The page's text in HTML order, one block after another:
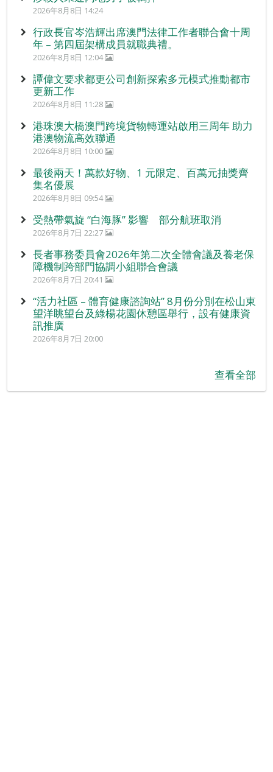
2026年8月8日 14:24
行政長官岑浩輝出席澳門法律工作者聯合會十周
年 – 第四屆架構成員就職典禮。
2026年8月8日 12:04
譚偉文要求都更公司創新探索多元模式推動都市
更新工作
2026年8月8日 11:28
港珠澳大橋澳門跨境貨物轉運站啟用三周年 助力
港澳物流高效聯通
2026年8月8日 10:00
最後兩天！萬款好物、1 元限定、百萬元抽獎齊
集名優展
2026年8月8日 09:54
受熱帶氣旋 “白海豚” 影響 部分航班取消
2026年8月7日 22:27
長者事務委員會2026年第二次全體會議及養老保
障機制跨部門協調小組聯合會議
2026年8月7日 20:41
“活力社區 – 體育健康諮詢站” 8月份分別在松山東
望洋眺望台及綠楊花園休憩區舉行，設有健康資
訊推廣
2026年8月7日 20:00
查看全部